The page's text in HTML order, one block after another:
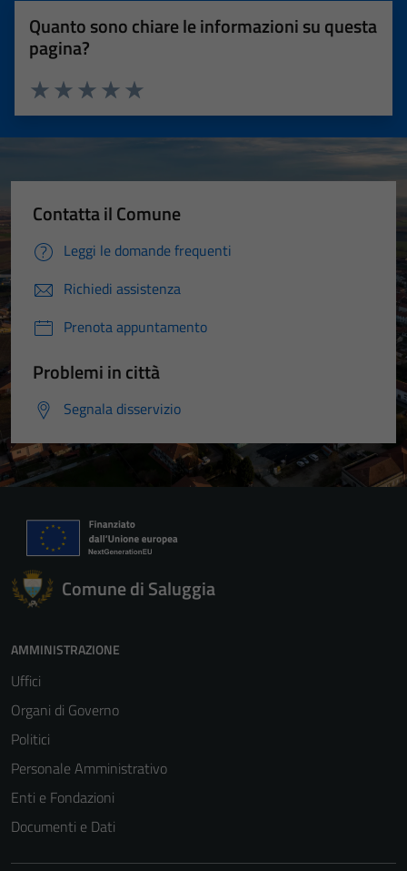
Quanto sono chiare le informazioni su questa
pagina?
Valuta 5 stelle su 5
Valuta 4 stelle su 5
Valuta 3 stelle su 5
Valuta 2 stelle su 5
Valuta 1 stelle su 5
Contatta il Comune
Leggi le domande frequenti
Richiedi assistenza
Prenota appuntamento
Problemi in città
Segnala disservizio
Comune di Saluggia
AMMINISTRAZIONE
Uffici
Organi di Governo
Politici
Personale Amministrativo
Enti e Fondazioni
Documenti e Dati